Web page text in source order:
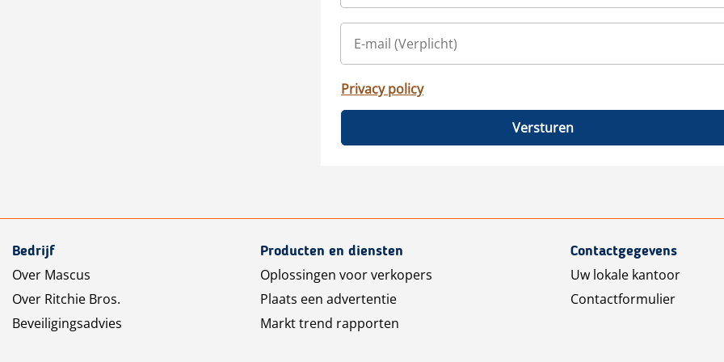
Privacy policy
Versturen
Bedrijf
Over Mascus
Over Ritchie Bros.
Beveiligingsadvies
Producten en diensten
Oplossingen voor verkopers
Plaats een advertentie
Markt trend rapporten
Contactgegevens
Uw lokale kantoor
Contactformulier